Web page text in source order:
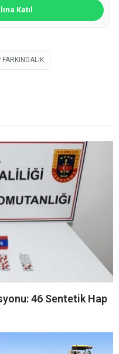
Katıl
FARKINDALIK
46 Sentetik Hap